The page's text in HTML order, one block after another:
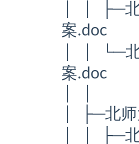
│ │ ├─北
案.doc
│ │ └─北
案.doc
│ ├─北师
│ │ ├─北